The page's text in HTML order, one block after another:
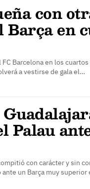
con
Barça en
Barcelona en los
a vestirse de gala el…
Palau
con carácter y sin
un Barça muy superior